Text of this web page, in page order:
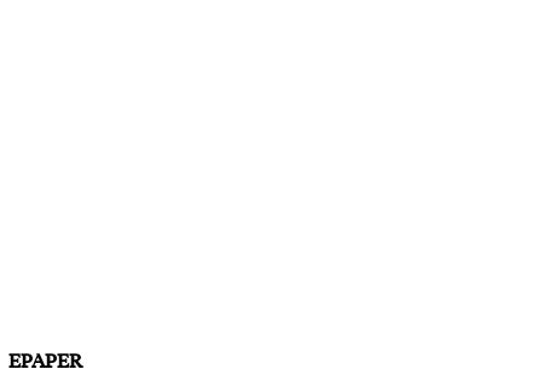
EPAPER